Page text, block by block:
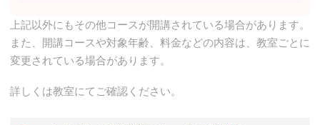
上記以外にもその他コースが開講されている場合があります。
また、開講コースや対象年齢、料金などの内容は、教室ごとに
変更されている場合があります。
詳しくは教室にてご確認ください。